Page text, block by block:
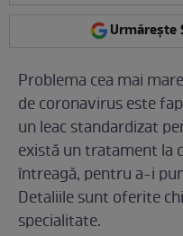
Urmărește
Problema cea mai
de coronavirus este
un leac standardizat
există un tratament la
întreagă, pentru a-i
Detaliile sunt oferite
specialitate.